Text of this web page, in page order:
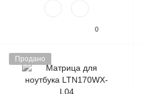
0
Продано